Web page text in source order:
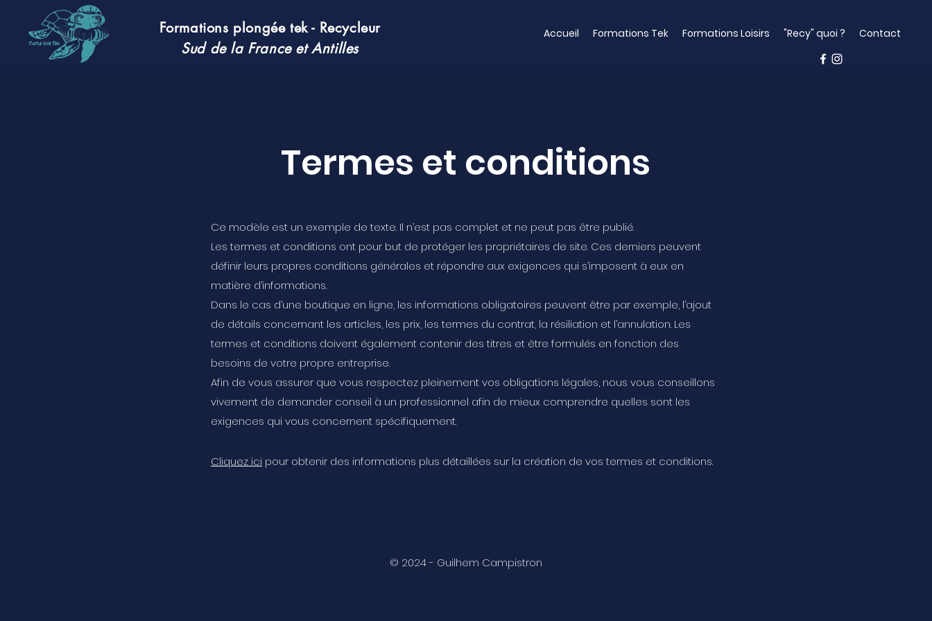
Formations plongée tek - Recycleur
Sud de la France et Antilles
Accueil Formations Tek Formations Loisirs "Recy" quoi ? Contact
Termes et conditions
Ce modèle est un exemple de texte. Il n’est pas complet et ne peut pas être publié.
Les termes et conditions ont pour but de protéger les propriétaires de site. Ces derniers peuvent
définir leurs propres conditions générales et répondre aux exigences qui s’imposent à eux en
matière d’informations.
Dans le cas d’une boutique en ligne, les informations obligatoires peuvent être par exemple, l’ajout
de détails concernant les articles, les prix, les termes du contrat, la résiliation et l’annulation. Les
termes et conditions doivent également contenir des titres et être formulés en fonction des
besoins de votre propre entreprise.
Afin de vous assurer que vous respectez pleinement vos obligations légales, nous vous conseillons
vivement de demander conseil à un professionnel afin de mieux comprendre quelles sont les
exigences qui vous concernent spécifiquement.
Cliquez ici pour obtenir des informations plus détaillées sur la création de vos termes et conditions.
© 2024 - Guilhem Campistron